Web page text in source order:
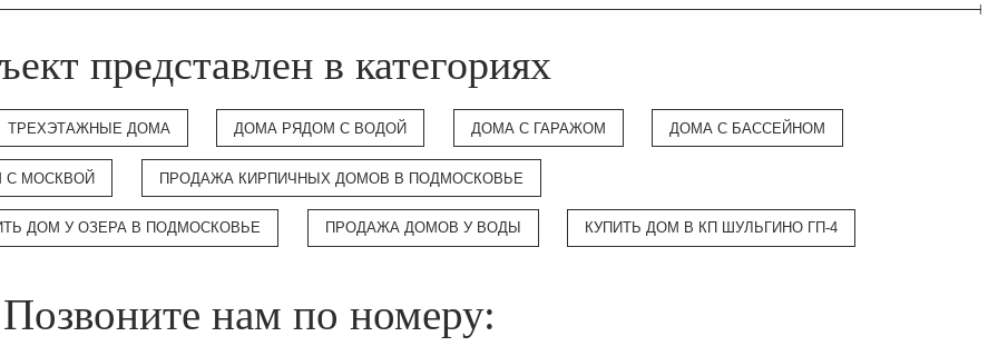
представлен в категориях
ТРЕХЭТАЖНЫЕ ДОМА ДОМА РЯДОМ С ВОДОЙ ДОМА С ГАРАЖОМ ДОМА С БАССЕЙНОМ
С МОСКВОЙ ПРОДАЖА КИРПИЧНЫХ ДОМОВ В ПОДМОСКОВЬЕ
ДОМ У ОЗЕРА В ПОДМОСКОВЬЕ ПРОДАЖА ДОМОВ У ВОДЫ КУПИТЬ ДОМ В КП ШУЛЬГИНО ГП-4
Позвоните нам по номеру: